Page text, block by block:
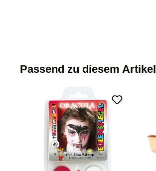
Passend zu diesem Artikel